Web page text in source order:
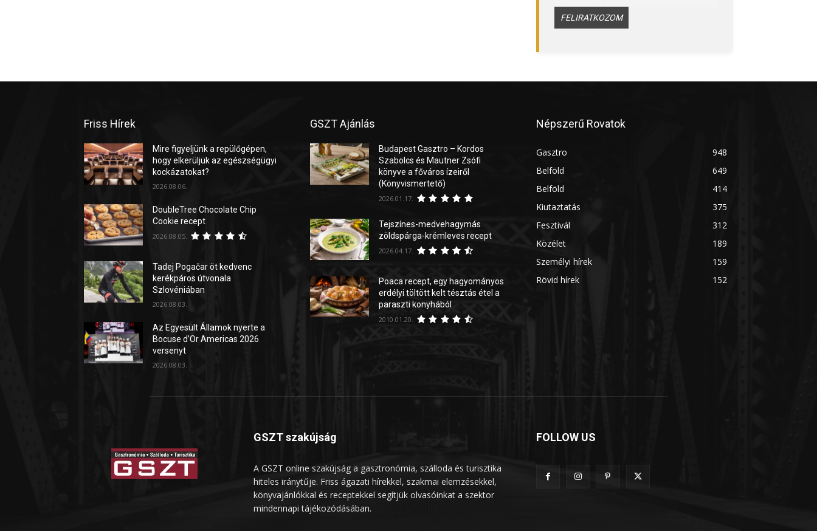
Friss Hírek
Mire figyeljünk a repülőgépen,
hogy elkerüljük az egészségügyi
kockázatokat?
2026.08.06.
DoubleTree Chocolate Chip
Cookie recept
2026.08.05.
Tadej Pogačar öt kedvenc
kerékpáros útvonala
Szlovéniában
2026.08.03.
Az Egyesült Államok nyerte a
Bocuse d’Or Americas 2026
versenyt
2026.08.03.
GSZT Ajánlás
Budapest Gasztro – Kordos
Szabolcs és Mautner Zsófi
könyve a főváros ízeiről
(Könyvismertető)
2026.01.17.
Tejszínes-medvehagymás
zöldspárga-krémleves recept
2026.04.17.
Poaca recept, egy hagyományos
erdélyi töltött kelt tésztás étel a
paraszti konyhából
2010.01.20.
Népszerű Rovatok
Gasztro
948
Belföld
649
Belföld
414
Kiutaztatás
375
Fesztivál
312
Közélet
189
Személyi hírek
159
Rövid hírek
152
GSZT szakújság
A GSZT online szakújság a gasztronómia, szálloda és turisztika
hiteles iránytűje. Friss ágazati hírekkel, szakmai elemzésekkel,
könyvajánlókkal és receptekkel segítjük olvasóinkat a szektor
mindennapi tájékozódásában.
FOLLOW US